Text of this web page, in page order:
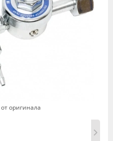
оригинала